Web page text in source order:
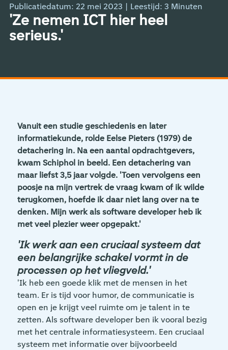
'Ze nemen ICT hier heel
serieus.'
Publicatiedatum: 22 mei 2023 | Leestijd: 3 Minuten
Vanuit een studie geschiedenis en later
informatiekunde, rolde Eelse Pieters (1979) de
detachering in. Na een aantal opdrachtgevers,
kwam Schiphol in beeld. Een detachering van
maar liefst 3,5 jaar volgde. 'Toen vervolgens een
poosje na mijn vertrek de vraag kwam of ik wilde
terugkomen, hoefde ik daar niet lang over na te
denken. Mijn werk als software developer heb ik
met veel plezier weer opgepakt.'
'Ik werk aan een cruciaal systeem dat
een belangrijke schakel vormt in de
processen op het vliegveld.'
'Ik heb een goede klik met de mensen in het
team. Er is tijd voor humor, de communicatie is
open en je krijgt veel ruimte om je talent in te
zetten. Als software developer ben ik vooral bezig
met het centrale informatiesysteem. Een cruciaal
systeem met informatie over bijvoorbeeld